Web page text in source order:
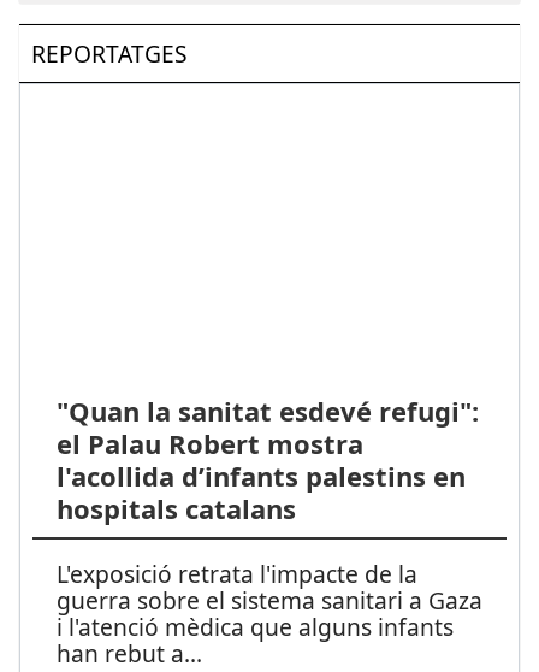
REPORTATGES
"Quan la sanitat esdevé refugi":
el Palau Robert mostra
l'acollida d’infants palestins en
hospitals catalans
L'exposició retrata l'impacte de la
guerra sobre el sistema sanitari a Gaza
i l'atenció mèdica que alguns infants
han rebut a...